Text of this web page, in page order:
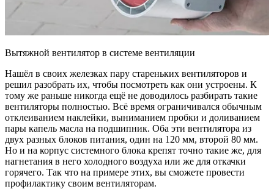
Вытяжной вентилятор в системе вентиляции
Нашёл в своих железках пару стареньких вентиляторов и
решил разобрать их, чтобы посмотреть как они устроены. К
тому же раньше никогда ещё не доводилось разбирать такие
вентиляторы полностью. Всё время ограничивался обычным
отклеиванием наклейки, выниманием пробки и доливанием
пары капель масла на подшипник. Оба эти вентилятора из
двух разных блоков питания, один на 120 мм, второй 80 мм.
Но и на корпус системного блока крепят точно такие же, для
нагнетания в него холодного воздуха или же для откачки
горячего. Так что на примере этих, вы сможете провести
профилактику своим вентиляторам.